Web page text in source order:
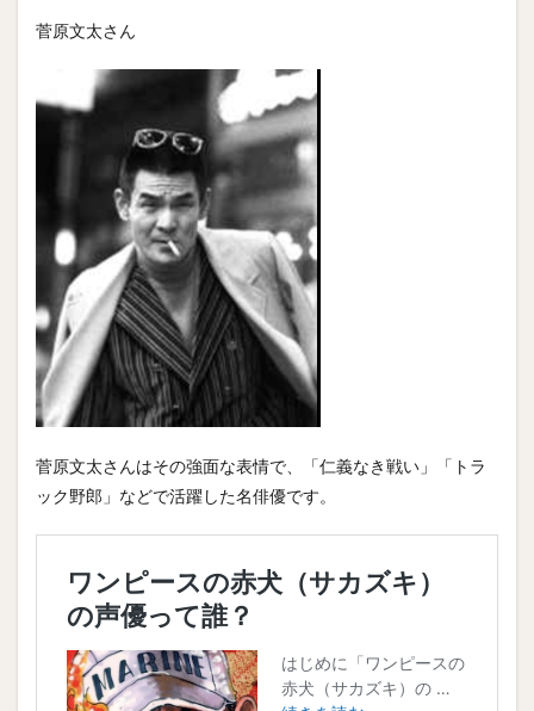
菅原文太さん
菅原文太さんはその強面な表情で、「仁義なき戦い」「トラ
ック野郎」などで活躍した名俳優です。